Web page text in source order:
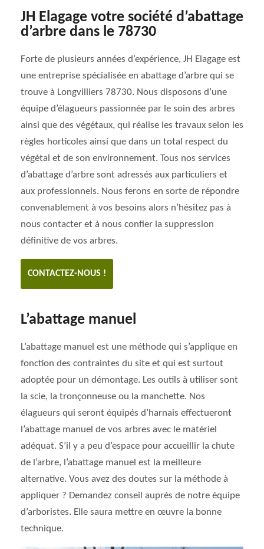
JH Elagage votre société d’abattage
d’arbre dans le 78730
Forte de plusieurs années d’expérience, JH Elagage est
une entreprise spécialisée en abattage d’arbre qui se
trouve à Longvilliers 78730. Nous disposons d’une
équipe d’élagueurs passionnée par le soin des arbres
ainsi que des végétaux, qui réalise les travaux selon les
règles horticoles ainsi que dans un total respect du
végétal et de son environnement. Tous nos services
d’abattage d’arbre sont adressés aux particuliers et
aux professionnels. Nous ferons en sorte de répondre
convenablement à vos besoins alors n’hésitez pas à
nous contacter et à nous confier la suppression
définitive de vos arbres.
CONTACTEZ-NOUS !
L’abattage manuel
L’abattage manuel est une méthode qui s’applique en
fonction des contraintes du site et qui est surtout
adoptée pour un démontage. Les outils à utiliser sont
la scie, la tronçonneuse ou la manchette. Nos
élagueurs qui seront équipés d’harnais effectueront
l’abattage manuel de vos arbres avec le matériel
adéquat. S’il y a peu d’espace pour accueillir la chute
de l’arbre, l’abattage manuel est la meilleure
alternative. Vous avez des doutes sur la méthode à
appliquer ? Demandez conseil auprès de notre équipe
d’arboristes. Elle saura mettre en œuvre la bonne
technique.